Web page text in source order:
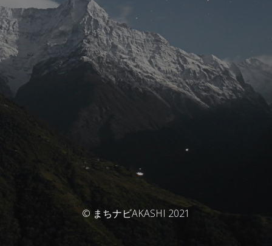
© まちナビAKASHI 2021